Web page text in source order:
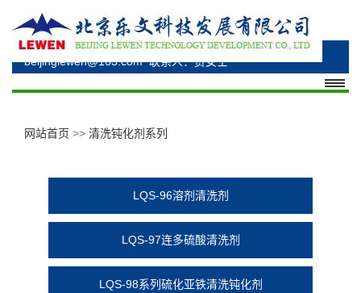
电话：010-69348530、010-69348176、15330285277
邮箱：bzhuangsl@163.com、
beijinglewen@163.com联系人：贾女士
网站首页 >> 清洗钝化剂系列
LQS-96溶剂清洗剂
LQS-97连多硫酸清洗剂
LQS-98系列硫化亚铁清洗钝化剂